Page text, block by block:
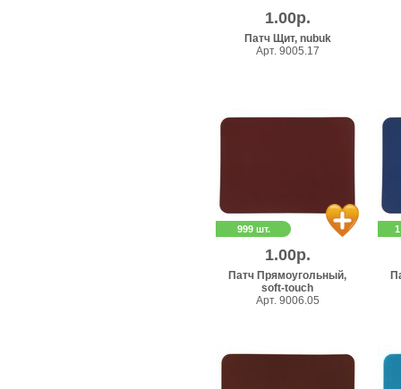
1.00р.
Патч Щит, nubuk
Арт. 9005.17
999 шт.
1.00р.
Патч Прямоугольный,
soft-touch
Арт. 9006.05